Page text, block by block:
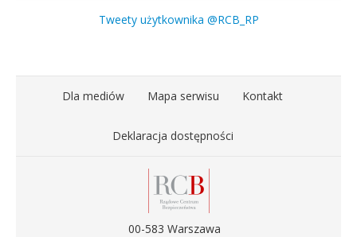
Tweety użytkownika @RCB_RP
Dla mediów Mapa serwisu Kontakt
Deklaracja dostępności
00-583 Warszawa